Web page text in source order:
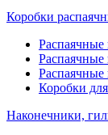
Коробки
Распаячные
Коробки
Наконечники,